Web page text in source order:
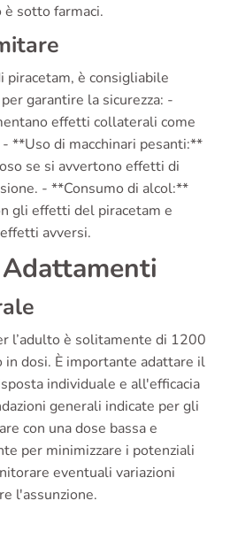
sotto farmaci.
piracetam, è consigliabile
garantire la sicurezza: -
effetti collaterali come
**Uso di macchinari pesanti:**
se si avvertono effetti di
- **Consumo di alcol:**
gli effetti del piracetam e
avversi.
l’adulto è solitamente di 1200
in dosi. È importante adattare il
individuale e all'efficacia
generali indicate per gli
con una dose bassa e
per minimizzare i potenziali
eventuali variazioni
l'assunzione.